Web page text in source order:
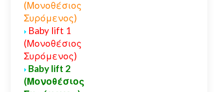
(Μονοθέσιος
Συρόμενος)
Baby lift 1
(Μονοθέσιος
Συρόμενος)
Baby lift 2
(Μονοθέσιος